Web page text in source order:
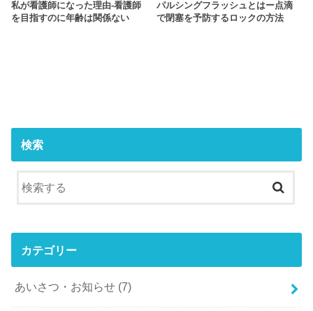
私が看護師になった理由‐看護師
を目指すのに年齢は関係ない
パルシングフラッシュとはー点滴
で閉塞を予防するロックの方法
検索
カテゴリー
あいさつ・お知らせ (7)